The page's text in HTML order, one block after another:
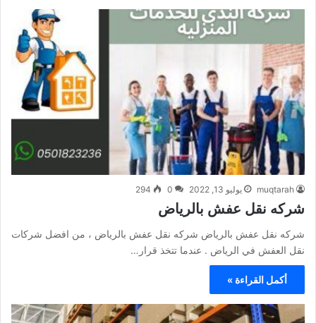
muqtarah يوليو 13, 2022 0
294
شركه نقل عفش بالرياض
شركه نقل عفش بالرياض شركه نقل عفش بالرياض ، من افضل شركات
نقل العفش في الرياض . عندما تتخذ قرار…
أكمل القراءة »